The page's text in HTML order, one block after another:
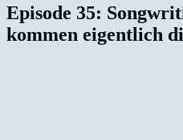
Episode 35:
kommen eigentlich